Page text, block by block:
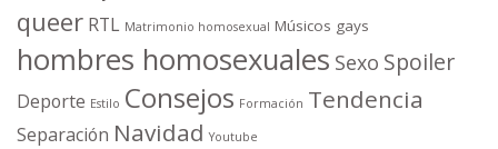
queer RTL Matrimonio homosexual Músicos gays
hombres homosexuales Sexo Spoiler
Deporte Estilo Consejos Formación Tendencia
Separación Navidad Youtube